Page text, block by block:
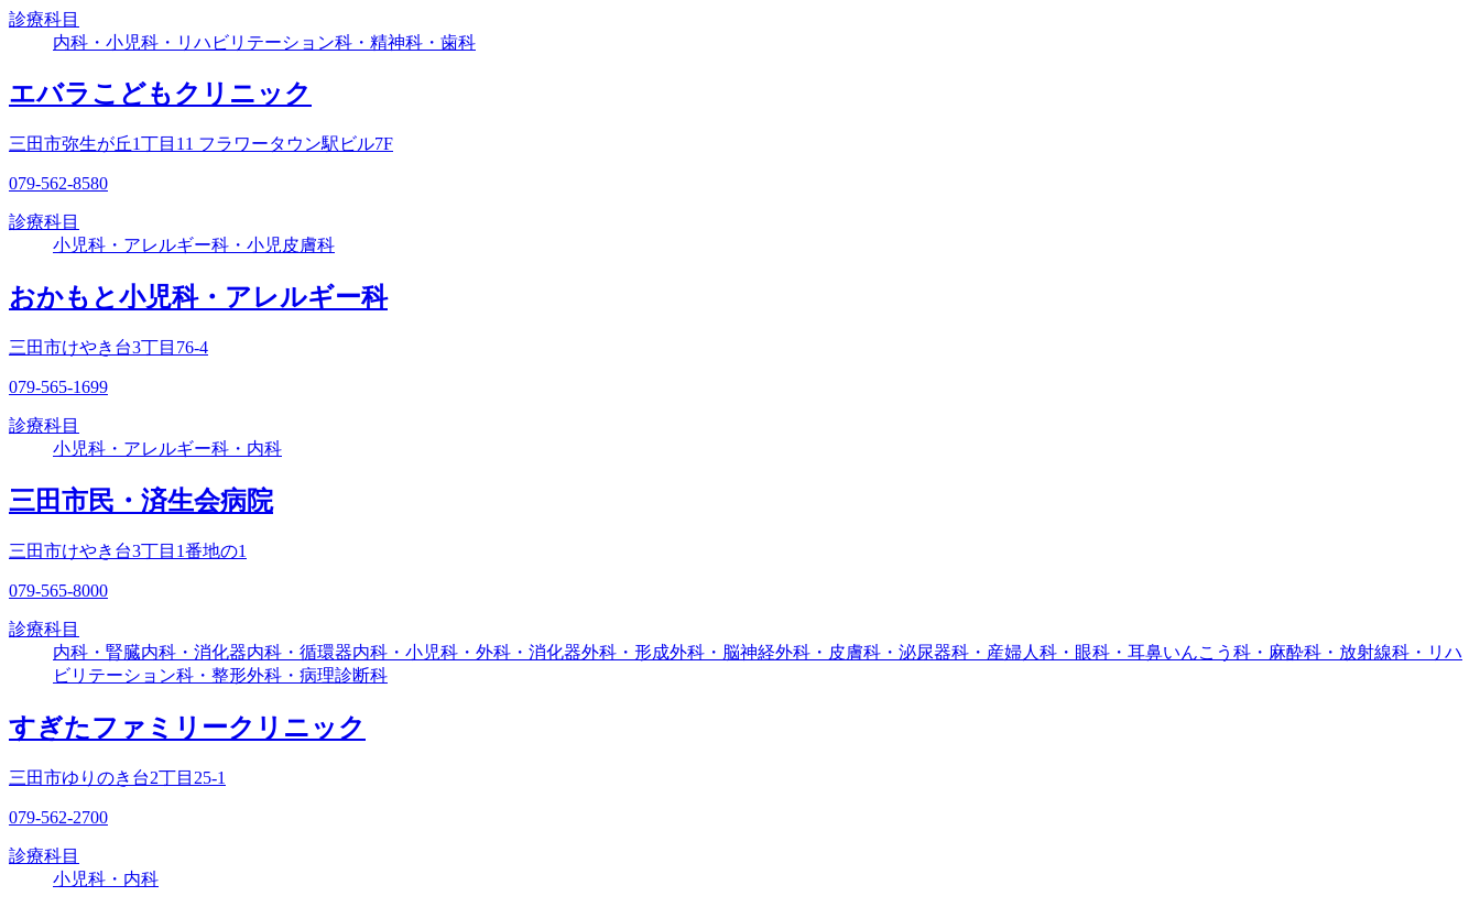
診療科目
内科・小児科・リハビリテーション科・精神科・歯科
エバラこどもクリニック
三田市弥生が丘1丁目11 フラワータウン駅ビル7F
079-562-8580
診療科目
小児科・アレルギー科・小児皮膚科
おかもと小児科・アレルギー科
三田市けやき台3丁目76-4
079-565-1699
診療科目
小児科・アレルギー科・内科
三田市民・済生会病院
三田市けやき台3丁目1番地の1
079-565-8000
診療科目
内科・腎臓内科・消化器内科・循環器内科・小児科・外科・消化器外科・形成外科・脳神経外科・皮膚科・泌尿器科・産婦人科・眼科・耳鼻いんこう科・麻酔科・放射線科・リハ
ビリテーション科・整形外科・病理診断科
すぎたファミリークリニック
三田市ゆりのき台2丁目25-1
079-562-2700
診療科目
小児科・内科